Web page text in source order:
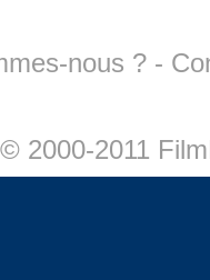
nous ? -
2000-2011